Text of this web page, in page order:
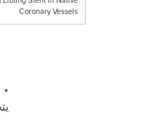
Coronary Vessels
•